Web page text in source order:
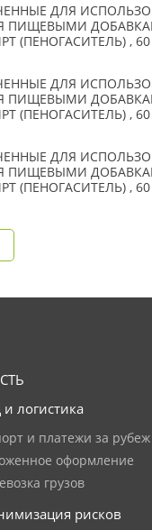
ДЛЯ
ПИЩЕВЫМИ
(ПЕНОГАСИТЕЛЬ) ,
ДЛЯ
ПИЩЕВЫМИ
(ПЕНОГАСИТЕЛЬ) ,
ДЛЯ
ПИЩЕВЫМИ
(ПЕНОГАСИТЕЛЬ) ,
логистика
и платежи за рубеж
оформление
грузов
рисков